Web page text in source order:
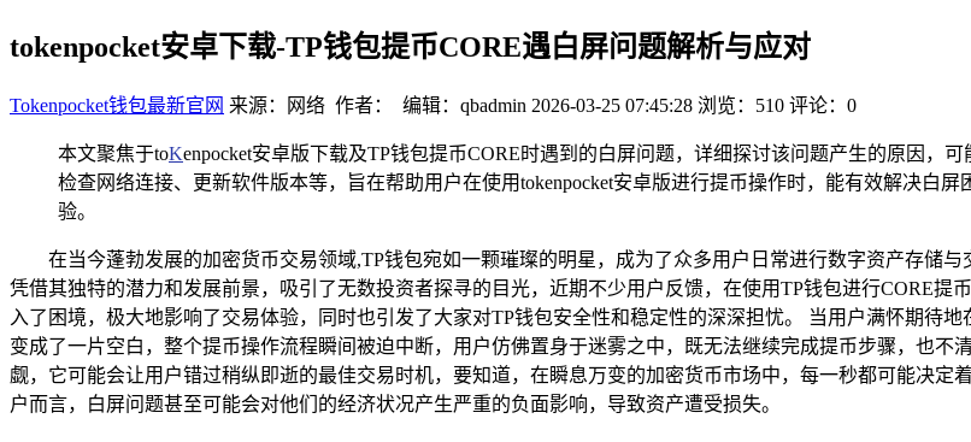
tokenpocket安卓下载-TP钱包提币CORE遇白屏问题解析与应对
Tokenpocket钱包最新官网 来源：网络 作者： 编辑：qbadmin 2026-03-25 07:45:28 浏览：510 评论：0
本文聚焦于toKenpocket安卓版下载及TP钱包提币CORE时遇到的白屏问题，详细探讨该问题产生的原因，
检查网络连接、更新软件版本等，旨在帮助用户在使用tokenpocket安卓版进行提币操作时，能有效解决白屏
验。
在当今蓬勃发展的加密货币交易领域,TP钱包宛如一颗璀璨的明星，成为了众多用户日常进行数字资产存储
凭借其独特的潜力和发展前景，吸引了无数投资者探寻的目光，近期不少用户反馈，在使用TP钱包进行CORE
入了困境，极大地影响了交易体验，同时也引发了大家对TP钱包安全性和稳定性的深深担忧。 当用户满怀期待
变成了一片空白，整个提币操作流程瞬间被迫中断，用户仿佛置身于迷雾之中，既无法继续完成提币步骤，也
觑，它可能会让用户错过稍纵即逝的最佳交易时机，要知道，在瞬息万变的加密货币市场中，每一秒都可能决
户而言，白屏问题甚至可能会对他们的经济状况产生严重的负面影响，导致资产遭受损失。